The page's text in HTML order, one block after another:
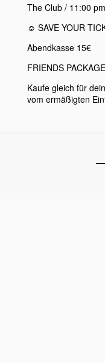
The Club / 11:00 pm
☺︎ SAVE YOUR
Abendkasse 15€
FRIENDS
Kaufe gleich für
vom ermäßigten